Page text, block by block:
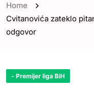
Home
Cvitanovića zateklo
odgovor
- Premijer liga BiH